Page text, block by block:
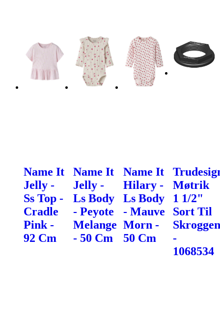
Name It
Jelly -
Ss Top -
Cradle
Pink -
92 Cm
Name It
Jelly -
Ls Body
- Peyote
Melange
- 50 Cm
Name It
Hilary -
Ls Body
- Mauve
Morn -
50 Cm
Møtrik
1 1/2"
Sort Til
-
1068534